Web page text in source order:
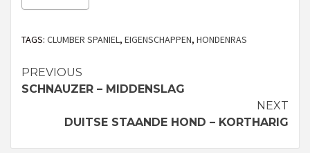
TAGS: CLUMBER SPANIEL, EIGENSCHAPPEN, HONDENRAS
Continue
PREVIOUS
SCHNAUZER – MIDDENSLAG
NEXT
DUITSE STAANDE HOND – KORTHARIG